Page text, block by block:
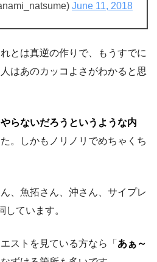
June 11, 2018
とは真逆の作りで、もうすでに
はあのカッコよさがわかると思
らないだろうというような内
。しかもノリノリでめちゃくち
、魚拓さん、沖さん、サイプレ
しています。
ストを見ている方なら「 あぁ～